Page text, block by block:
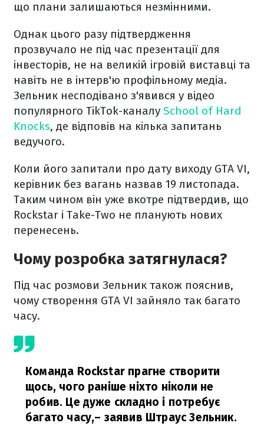
що плани залишаються незмінними.
Однак цього разу підтвердження
прозвучало не під час презентації для
інвесторів, не на великій ігровій виставці та
навіть не в інтерв'ю профільному медіа.
Зельник несподівано з'явився у відео
популярного TikTok-каналу School of Hard
Knocks, де відповів на кілька запитань
ведучого.
Коли його запитали про дату виходу GTA VI,
керівник без вагань назвав 19 листопада.
Таким чином він уже вкотре підтвердив, що
Rockstar і Take-Two не планують нових
перенесень.
Чому розробка затягнулася?
Під час розмови Зельник також пояснив,
чому створення GTA VI зайняло так багато
часу.
Команда Rockstar прагне створити
щось, чого раніше ніхто ніколи не
робив. Це дуже складно і потребує
багато часу,– заявив Штраус Зельник.